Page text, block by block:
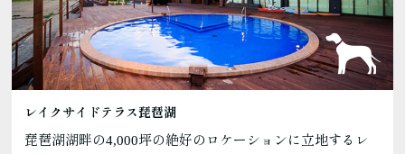
レイクサイドテラス琵琶湖
琵琶湖湖畔の4,000坪の絶好のロケーションに立地するレ